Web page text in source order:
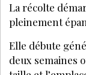
La récolte
pleinement
Elle débute
deux semaines